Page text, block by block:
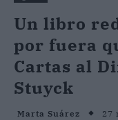
Un libro
por fuera
Cartas al
Stuyck
Marta Suárez 27